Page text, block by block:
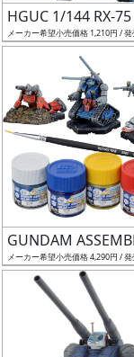
ズ・
タ
状
況
売
切
HGUC 1/144 RX-
メーカー希望小売価格 1,210円 /
GUNDAM
メーカー希望小売価格 4,290円 /